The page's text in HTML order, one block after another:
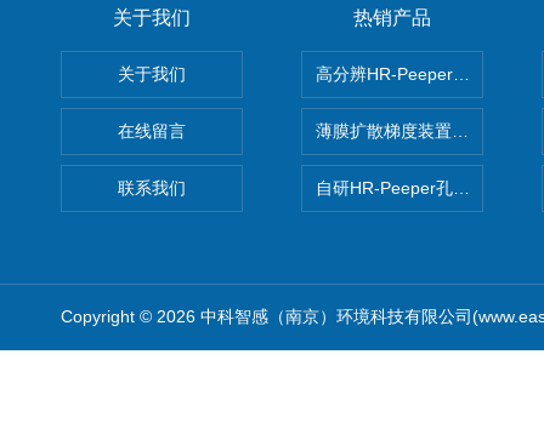
关于我们
关于我们
在线留言
联系我们
热销产品
高分辨HR-Peeper采样器孔隙
薄膜扩散梯度装置 Agl DGT
自研HR-Peeper孔隙水采样器
Copyright © 2026 中科智感（南京）环境科技有限公司